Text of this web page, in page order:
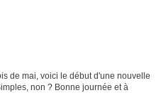
de mai, voici le début d'une nouvelle
non ? Bonne journée et à